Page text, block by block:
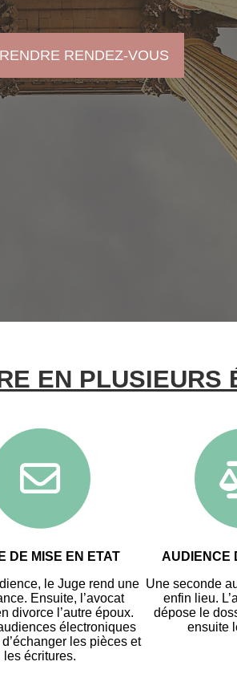
RENDEZ-VOUS
EN PLUSIEURS
DE MISE EN ETAT
le Juge rend une
Ensuite, l’avocat
divorce l’autre époux.
électroniques
les pièces et
les écritures.
AUDIENCE
Une seconde
enfin lieu.
dépose le
ensuite